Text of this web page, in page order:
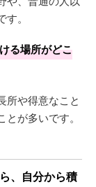
。
る場所がどこ
所や得意なこと
が多いです。
、自分から積